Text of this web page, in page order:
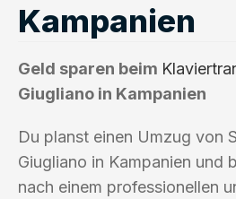
Kampanien
Geld sparen beim
Giugliano in Kampanien
Du planst einen Umzug von
Giugliano in Kampanien und
nach einem professionellen